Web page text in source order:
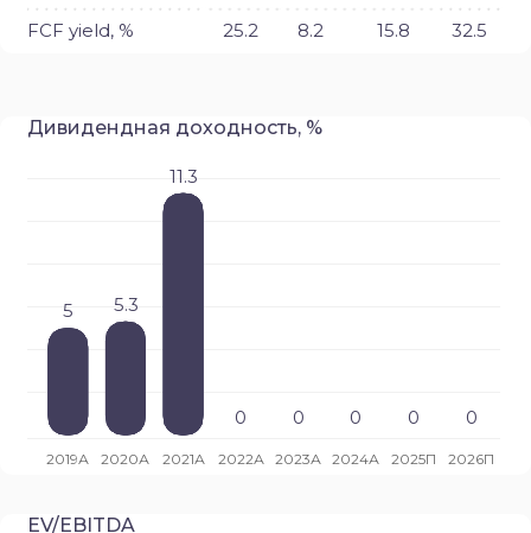
FCF yield, % 25.2 8.2 15.8 32.5
Дивидендная доходность, %
EV/EBITDA